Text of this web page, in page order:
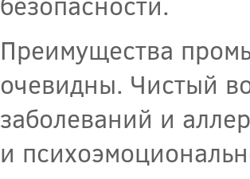
Преимущества
очевидны. Чистый
заболеваний и
и